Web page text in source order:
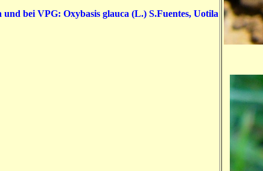
bei VPG: Oxybasis glauca (L.) S.Fuentes, Uotila